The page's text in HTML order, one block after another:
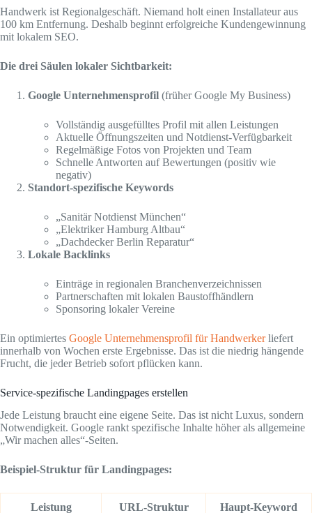
Handwerk ist Regionalgeschäft. Niemand holt einen Installateur aus
100 km Entfernung. Deshalb beginnt erfolgreiche Kundengewinnung
mit lokalem SEO.
Die drei Säulen lokaler Sichtbarkeit:
Google Unternehmensprofil (früher Google My Business)
Vollständig ausgefülltes Profil mit allen Leistungen
Aktuelle Öffnungszeiten und Notdienst-Verfügbarkeit
Regelmäßige Fotos von Projekten und Team
Schnelle Antworten auf Bewertungen (positiv wie
negativ)
Standort-spezifische Keywords
„Sanitär Notdienst München“
„Elektriker Hamburg Altbau“
„Dachdecker Berlin Reparatur“
Lokale Backlinks
Einträge in regionalen Branchenverzeichnissen
Partnerschaften mit lokalen Baustoffhändlern
Sponsoring lokaler Vereine
Ein optimiertes Google Unternehmensprofil für Handwerkerliefert
innerhalb von Wochen erste Ergebnisse. Das ist die niedrig hängende
Frucht, die jeder Betrieb sofort pflücken kann.
Service-spezifische Landingpages erstellen
Jede Leistung braucht eine eigene Seite. Das ist nicht Luxus, sondern
Notwendigkeit. Google rankt spezifische Inhalte höher als allgemeine
„Wir machen alles“-Seiten.
Beispiel-Struktur für Landingpages:
Leistung URL-Struktur Haupt-Keyword